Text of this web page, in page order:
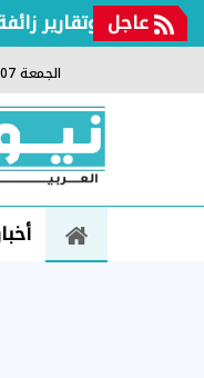
عاجل
وتقارير زائفة
الجمعة 07 أغسطس 2026